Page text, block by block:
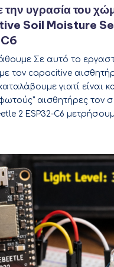
την υγρασία του
Soil Moisture
Σε αυτό το
τον capacitive
γιατί είναι
αισθητήρες τον
2 ESP32-C6